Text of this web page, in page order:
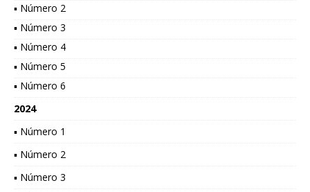
▪ Número 2
▪ Número 3
▪ Número 4
▪ Número 5
▪ Número 6
2024
▪ Número 1
▪ Número 2
▪ Número 3